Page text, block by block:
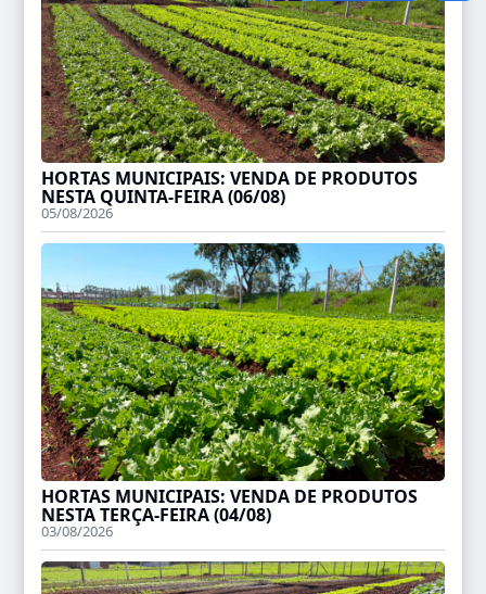
HORTAS MUNICIPAIS: VENDA DE PRODUTOS
NESTA QUINTA-FEIRA (06/08)
05/08/2026
HORTAS MUNICIPAIS: VENDA DE PRODUTOS
NESTA TERÇA-FEIRA (04/08)
03/08/2026